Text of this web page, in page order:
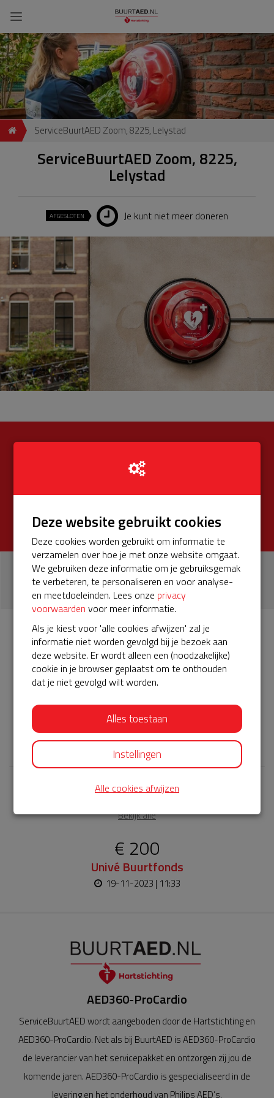
ServiceBuurtAED Zoom, 8225, Lelystad
ServiceBuurtAED Zoom, 8225,
Lelystad
AFGESLOTEN Je kunt niet meer doneren
€ 200Opgehaald
van totaal € 575 (34%)
€ 200
Univé Buurtfonds
1
donatie
Info Donateurs 1
Het servicepakket van onze BuurtAED verloopt bijna en
blijft. Help je mee? Doneer voor ons servicepakket!
𝕏
Laatste donaties
Bekijk alle
€ 200
Univé Buurtfonds
19-11-2023 | 11:33
AED360-ProCardio
ServiceBuurtAED wordt aangeboden door de Hartstichting en
AED360-ProCardio. Net als bij BuurtAED is AED360-ProCardio
de leverancier van het servicepakket en ontzorgen zij jou de
komende jaren. AED360-ProCardio is gespecialiseerd in de
levering en het onderhoud van Philips AED’s.
Deze website gebruikt cookies
Deze cookies worden gebruikt om informatie te
verzamelen over hoe je met onze website omgaat.
We gebruiken deze informatie om je gebruiksgemak
te verbeteren, te personaliseren en voor analyse-
en meetdoeleinden. Lees onze privacy
voorwaarden voor meer informatie.
Als je kiest voor 'alle cookies afwijzen' zal je
informatie niet worden gevolgd bij je bezoek aan
deze website. Er wordt alleen een (noodzakelijke)
cookie in je browser geplaatst om te onthouden
dat je niet gevolgd wilt worden.
Alles toestaan
Instellingen
Alle cookies afwijzen